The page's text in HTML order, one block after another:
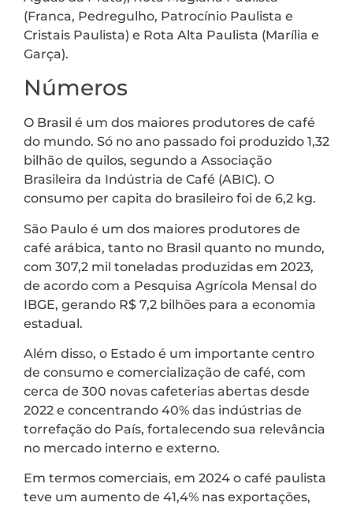
(Franca, Pedregulho, Patrocínio Paulista e
Cristais Paulista) e Rota Alta Paulista (Marília e
Garça).
Números
O Brasil é um dos maiores produtores de café
do mundo. Só no ano passado foi produzido 1,32
bilhão de quilos, segundo a Associação
Brasileira da Indústria de Café (ABIC). O
consumo per capita do brasileiro foi de 6,2 kg.
São Paulo é um dos maiores produtores de
café arábica, tanto no Brasil quanto no mundo,
com 307,2 mil toneladas produzidas em 2023,
de acordo com a Pesquisa Agrícola Mensal do
IBGE, gerando R$ 7,2 bilhões para a economia
estadual.
Além disso, o Estado é um importante centro
de consumo e comercialização de café, com
cerca de 300 novas cafeterias abertas desde
2022 e concentrando 40% das indústrias de
torrefação do País, fortalecendo sua relevância
no mercado interno e externo.
Em termos comerciais, em 2024 o café paulista
teve um aumento de 41,4% nas exportações,